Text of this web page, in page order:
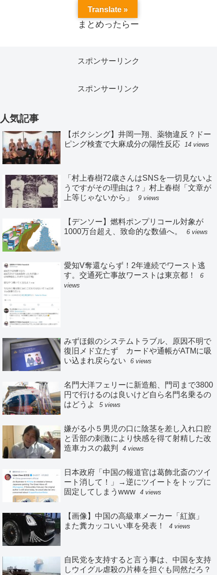
まとめったらー
スポンサーリンク
スポンサーリンク
人気記事
【ボクシング】井岡一翔、薬物違反？ドー
ピング検査で大麻成分の陽性反応
14 views
「村上春樹72歳さんはSNSを一切見ないよ
うですがその理由は？」村上春樹「文章が
上等じゃないから」
9 views
【デンソー】燃料ポンプリコール対象が
1000万台超え、致命的な数値へ。
6 views
愛知V奪還ならず！2年連続でワースト逃
す。交通死亡事故ワーストは東京都！
6
views
みずほ銀のシステムトラブル、原因不明で
復旧メド立たず カードや通帳がATMに吸
い込まれ戻らない
6 views
名門大洋フェリーに新造船、門司まで3800
円で行けるのは良いけど自ら名門名乗るの
はどうよ
5 views
嫌がる小５男児の口に陰茎を差し入れ口腔
と舌部の刺激により快感を得て射精した改
造車カスの裁判
4 views
日本政府「中国の報道官は葛飾北斎のツイ
ート消して！」→逆にツイートをトップに
固定してしまうwww 4 views
【画像】中国の高級車メーカー「紅旗」
また糞カッコいい車を発表！
4 views
自民党を支持すると言う事は、中国を支持
しウイグル虐殺の片棒を担ぐも同然だろ？
Translate »